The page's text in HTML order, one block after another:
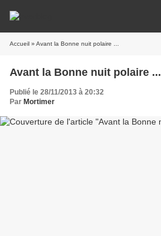
Accueil » Avant la Bonne nuit polaire ...
Avant la Bonne nuit polaire ...
Publié le 28/11/2013 à 20:32
Par Mortimer